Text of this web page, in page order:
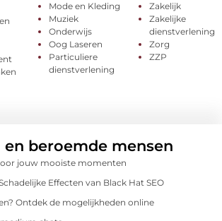
Mode en Kleding
Muziek
Onderwijs
Oog Laseren
Particuliere
dienstverlening
Zakelijk
Zakelijke
dienstverlening
Zorg
ZZP
en beroemde mensen
jouw mooiste momenten
Effecten van Black Hat SEO
Ontdek de mogelijkheden online